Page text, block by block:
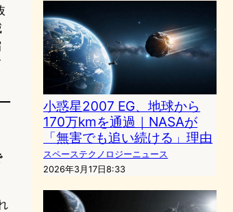
小惑星2007 EG、地球から
170万kmを通過｜NASAが
「無害でも追い続ける」理由
スペーステクノロジーニュース
2026年3月17日8:33